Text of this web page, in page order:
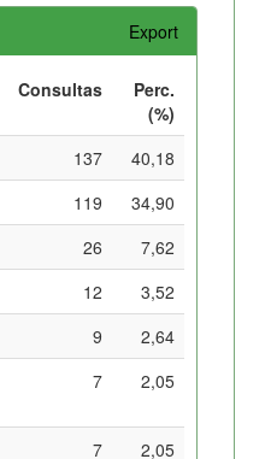
Export
Consultas
Perc.
(%)
137
40,18
119
34,90
26
7,62
12
3,52
9
2,64
7 2,05
7
2,05